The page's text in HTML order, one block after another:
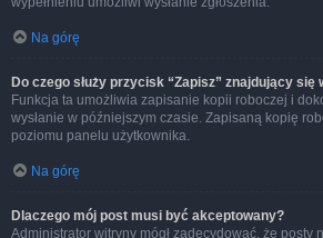
Na górę
Do czego służy przycisk “Zapisz” znajdujący
Funkcja ta umożliwia zapisanie kopii roboczej i
wysłanie w późniejszym czasie. Zapisaną kopię
poziomu panelu użytkownika.
Na górę
Dlaczego mój post musi być akceptowany?
Administrator witryny mógł zadecydować, że posty